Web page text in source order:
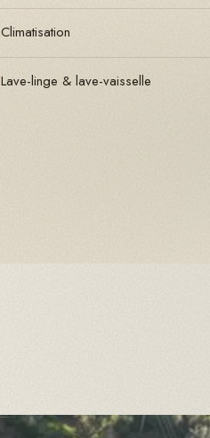
Climatisation
Lave-linge & lave-vaisselle